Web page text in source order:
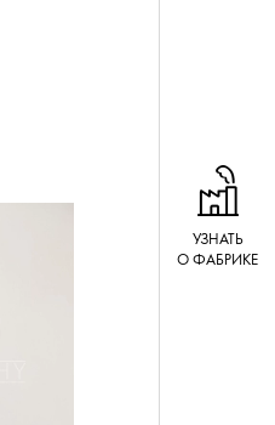
УЗНАТЬ
О ФАБРИКЕ